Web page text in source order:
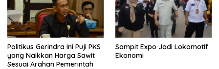
Politikus Gerindra Ini Puji PKS
yang Naikkan Harga Sawit
Sesuai Arahan Pemerintah
Sampit Expo Jadi Lokomotif
Ekonomi